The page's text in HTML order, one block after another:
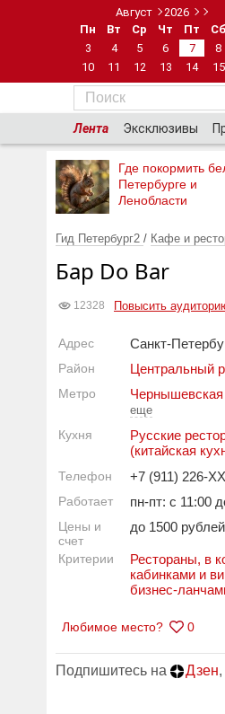
Август
2026
Пн
Вт Ср Чт Пт Сб
3
4 5 6 7 8
10
11 12 13 14 15
Лента Эксклюзивы
Где покормить
Петербурге и
Ленобласти
Гид Петербург2 / Кафе и
Бар Do Bar
12328 Повысить
Адрес Санкт-
Район Центральный
Метро Чернышевская
еще
Кухня Русские
(китайская
Телефон +7 (911) 226-
Работает пн-пт: с 11:00
Цены и
счет
до 1500 рублей
Критерии Рестораны, в
кабинками и
бизнес-
Любимое место? 0
Подпишитесь на Дзен,